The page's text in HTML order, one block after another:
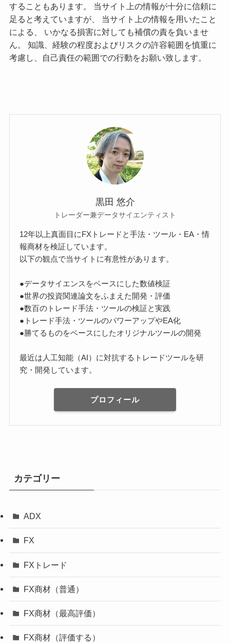
することもあります。 当サイト上の情報が十分に信頼に
足ると考えていますが、 当サイト上の情報を用いたこと
による、 いかなる損害に対しても補償の責を負いませ
ん。 知識、経験の程度およびリスクの許容範囲を慎重に
考慮し、自己責任の範囲での行動をお願い致します。
黒田 悠介
トレーダー兼データサイエンティスト
12年以上真面目にFXトレードと手法・ツール・EA・情
報商材を検証しています。
以下の観点で当サイトに有意性があります。
●データサイエンスをベースにした数値検証
●世界の投資関連論文をふまえた開発・評価
●数百のトレード手法・ツールの検証と実践
●トレード手法・ツールのパワーアップやEA化
●勝てるものをベースにしたオリジナルツールの開発
最近は人工知能（AI）に対抗するトレードツールを研
究・開発しています。
プロフィール
カテゴリー
ADX
FX
FXトレード
FX商材（普通）
FX商材（最高評価）
FX商材（評価する）